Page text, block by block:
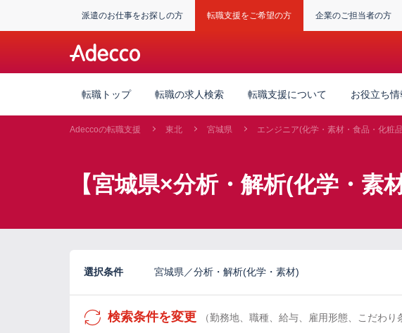
派遣のお仕事をお探しの方 転職支援をご希望の方 企業のご担当者の方
転職トップ 転職の求人検索 転職支援について お役立ち情
Adeccoの転職支援 東北 宮城県 エンジニア(化学・素材・食品・化粧
【宮城県×分析・解析(化学・素
選択条件 宮城県／分析・解析(化学・素材)
検索条件を変更 （勤務地、職種、給与、雇用形態、こだわり